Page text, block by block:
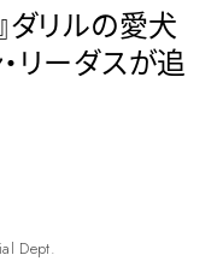
ダリルの愛犬
リーダスが追
Dept.